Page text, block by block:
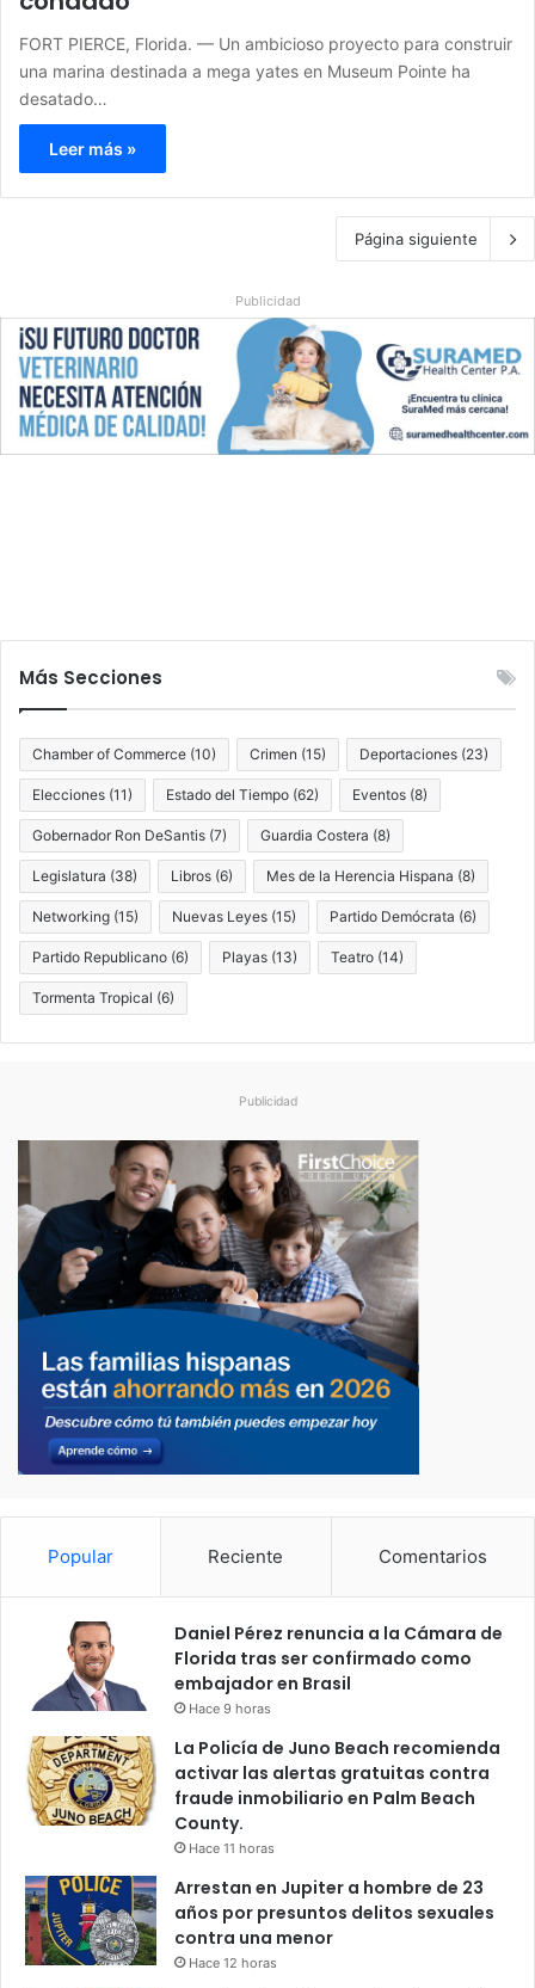
FORT PIERCE, Florida. — Un ambicioso proyecto para construir
una marina destinada a mega yates en Museum Pointe ha
desatado…
Leer más »
Página siguiente
Publicidad
Más Secciones
Chamber of Commerce (10) Crimen (15) Deportaciones (23)
Elecciones (11) Estado del Tiempo (62) Eventos (8)
Gobernador Ron DeSantis (7) Guardia Costera (8)
Legislatura (38) Libros (6) Mes de la Herencia Hispana (8)
Networking (15) Nuevas Leyes (15) Partido Demócrata (6)
Partido Republicano (6) Playas (13) Teatro (14)
Tormenta Tropical (6)
Publicidad
Popular Reciente Comentarios
Daniel Pérez renuncia a la Cámara de
Florida tras ser confirmado como
embajador en Brasil
Hace 9 horas
La Policía de Juno Beach recomienda
activar las alertas gratuitas contra
fraude inmobiliario en Palm Beach
County.
Hace 11 horas
Arrestan en Jupiter a hombre de 23
años por presuntos delitos sexuales
contra una menor
Hace 12 horas